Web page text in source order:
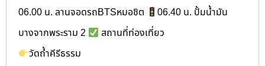
06.00 น. ลานจอดรถBTSหมอชิต
06.40 น. ปั้มน้ำมัน
บางจากพระราม 2
สถานที่ท่องเที่ยว
วัดถ้ำคีรีธรรม